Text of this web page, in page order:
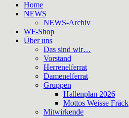
Home
NEWS
NEWS-Archiv
WF-Shop
Über uns
Das sind wir…
Vorstand
Herrenelferrat
Damenelferrat
Gruppen
Hallenplan 2026
Mottos Weisse Fräck
Mitwirkende